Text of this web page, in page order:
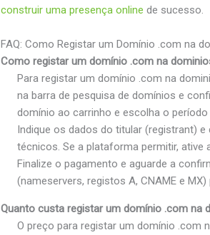
construir uma presença online de sucesso.
FAQ: Como Registar um Domínio .com na
Como registar um domínio .com na
Para registar um domínio .com na
na barra de pesquisa de domínios e
domínio ao carrinho e escolha o
Indique os dados do titular (registrant)
técnicos. Se a plataforma permitir, ative
Finalize o pagamento e aguarde a
(nameservers, registos A, CNAME e
Quanto custa registar um domínio .com na
O preço para registar um domínio .com